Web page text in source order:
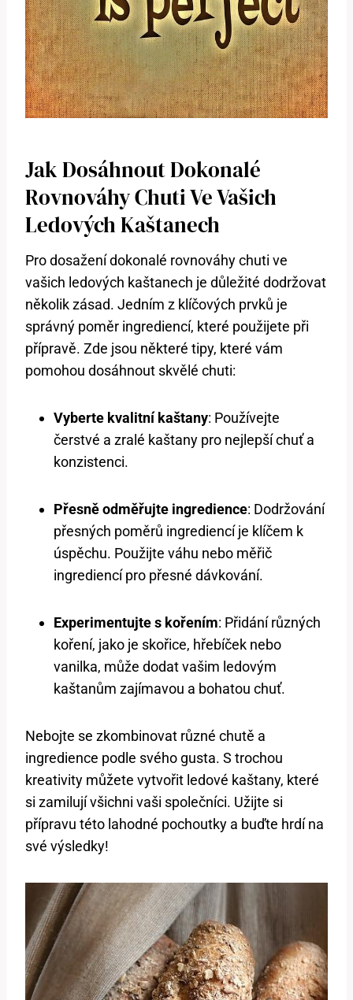
Jak​ Dosáhnout‍ Dokonalé
Rovnováhy Chuti Ve ⁢vašich
Ledových Kaštanech
Pro⁢ dosažení dokonalé rovnováhy ​chuti ve
vašich ledových‍ kaštanech je důležité dodržovat
několik zásad. ‍Jedním z⁢ klíčových prvků je
správný poměr ingrediencí, které použijete při⁤
přípravě. Zde jsou některé tipy, které vám
pomohou‍ dosáhnout skvělé chuti:
Vyberte kvalitní kaštany: Používejte⁣
čerstvé a zralé kaštany pro nejlepší chuť a
konzistenci.
Přesně odměřujte ingredience:⁢ Dodržování
přesných poměrů ingrediencí⁣ je klíčem k
úspěchu. ⁢Použijte ⁣váhu nebo měřič
ingrediencí pro přesné dávkování.
Experimentujte s‍ kořením: Přidání‍ různých
koření, jako je skořice, hřebíček nebo
vanilka, může dodat vašim ledovým
kaštanům‍ zajímavou a bohatou chuť.
Nebojte se⁣ zkombinovat různé chutě a
ingredience podle svého gusta. S trochou ​
kreativity‌ můžete vytvořit ledové kaštany,⁤ které
si zamilují všichni vaši ‌společníci. ⁤Užijte si
přípravu této lahodné pochoutky a buďte hrdí na
své výsledky!